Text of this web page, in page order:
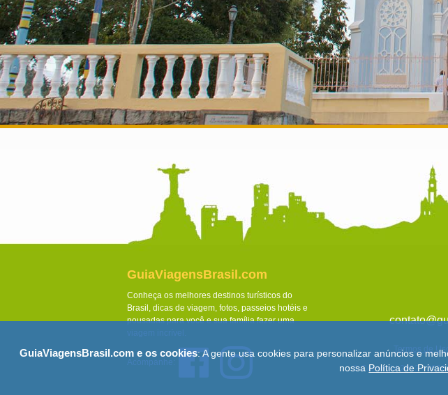
GuiaViagensBrasil.com
Conheça os melhores destinos turísticos do
Brasil, dicas de viagem, fotos, passeios hotéis e
pousadas para você e sua família fazer uma
viagem incrível.
Acompanhe:
Termos de
© Copyright 2013 - 2026
GuiaViagensBrasil.com e os cookies: A gente usa cookies para personalizar anúncios e
nossa Política de